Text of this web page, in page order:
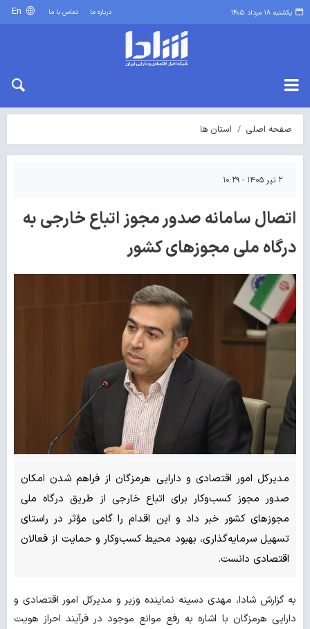
یکشنبه ۱۸ مرداد ۱۴۰۵ درباره ما تماس با ما
صفحه اصلی استان ها
۲ تیر ۱۴۰۵ - ۱۰:۲۹
اتصال سامانه صدور مجوز اتباع خارجی به
درگاه ملی مجوزهای کشور
مدیرکل امور اقتصادی و دارایی هرمزگان از فراهم شدن امکان
صدور مجوز کسب‌وکار برای اتباع خارجی از طریق درگاه ملی
مجوزهای کشور خبر داد و این اقدام را گامی مؤثر در راستای
تسهیل سرمایه‌گذاری، بهبود محیط کسب‌وکار و حمایت از فعالان
اقتصادی دانست.
به گزارش شادا، مهدی دسینه نماینده وزیر و مدیرکل امور اقتصادی و
دارایی هرمزگان با اشاره به رفع موانع موجود در فرآیند احراز هویت